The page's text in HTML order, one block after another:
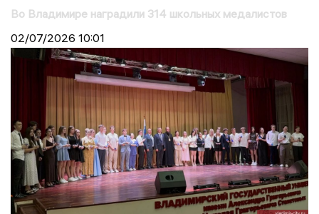
Во Владимире наградили 314 школьных медалистов
02/07/2026 10:01